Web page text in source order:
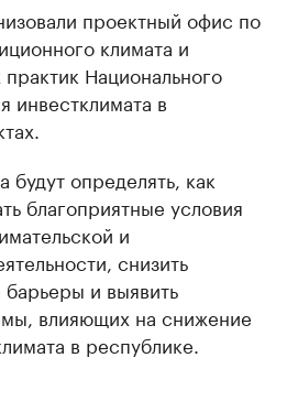
проектный офис по
климата и
Национального
инвестклимата в
определять, как
благоприятные условия
и
снизить
и выявить
влияющих на снижение
в республике.